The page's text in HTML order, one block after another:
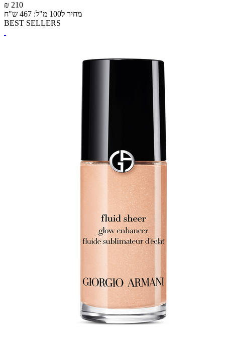
₪ 210
מחיר ל100 מ"ל: 467 ש"ח
BEST SELLERS